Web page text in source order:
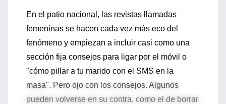
En el patio nacional, las revistas llamadas
femeninas se hacen cada vez más eco del
fenómeno y empiezan a incluir casi como una
sección fija consejos para ligar por el móvil o
"cómo pillar a tu marido con el SMS en la
masa". Pero ojo con los consejos. Algunos
pueden volverse en su contra, como el de borrar